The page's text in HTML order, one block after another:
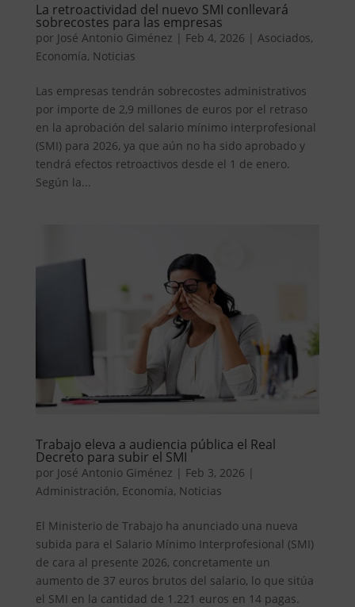
La retroactividad del nuevo SMI conllevará
sobrecostes para las empresas
por José Antonio Giménez | Feb 4, 2026 | Asociados,
Economía, Noticias
Las empresas tendrán sobrecostes administrativos
por importe de 2,9 millones de euros por el retraso
en la aprobación del salario mínimo interprofesional
(SMI) para 2026, ya que aún no ha sido aprobado y
tendrá efectos retroactivos desde el 1 de enero.
Según la...
Trabajo eleva a audiencia pública el Real
Decreto para subir el SMI
por José Antonio Giménez | Feb 3, 2026 |
Administración, Economía, Noticias
El Ministerio de Trabajo ha anunciado una nueva
subida para el Salario Mínimo Interprofesional (SMI)
de cara al presente 2026, concretamente un
aumento de 37 euros brutos del salario, lo que sitúa
el SMI en la cantidad de 1.221 euros en 14 pagas.